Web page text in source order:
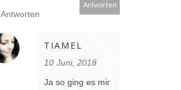
Antworten
Antworten
TIAMEL
10 Juni, 2018
Ja so ging es mir